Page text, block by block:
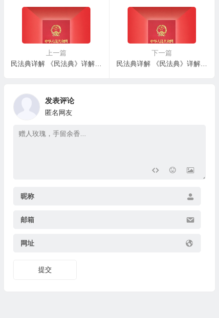
上一篇
民法典详解 《民法典》详解 – 第一百三十三条：民事法律行为概念
下一篇
民法典详解 《民法典》详解 – 第一百三十五条：民事法律行为表现形式
发表评论
匿名网友
昵称
邮箱
网址
提交